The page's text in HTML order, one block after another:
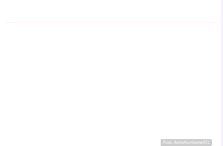
Foto:AstroHurricane001